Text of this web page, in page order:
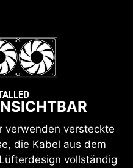
verwenden versteckte
die Kabel aus dem
vollständig